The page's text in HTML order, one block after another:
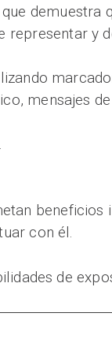
demuestra
y
mensajes
beneficios
con él.
de